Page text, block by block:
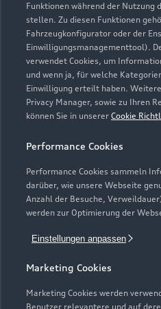
Funktionen während der Nutzung
stellen. Zu diesen Funktionen
Fahrzeugkonfigurator oder der
Einwilligungsmanagementtool).
verwendet Cookies, um
und wenn ja, für welche
Einwilligung erteilt haben.
Privacy Manager, sowie zu Ihren
können Sie in unserer Cookie
Performance Cookies
Performance Cookies sammeln
darüber, wie unsere Webseite
Anzahl der Besuche,
werden zur Optimierung der
Einstellungen anpassen
Marketing Cookies
Marketing Cookies werden
Benutzer relevantere und auf
Modelle vergleichen
Elektromodelle
Plug-in-Hybride
Neuwagensuche
Gebrauchtwagensuche
Gebrauchtwagen
Finanzierung
Service & Zubehör
Saisonale Angebote
Audi Services
Garantie
Audi digital services
myAudi
Support
Kundenservice
Häufige Fragen (FAQ)
Audi Online Beratung
Online-Terminvereinbarung
Servicekontakt
Bordbuch &
Über Audi
Unternehmen
Karriere
Investor Relations
© 2026 AUDI AG. Alle
Impressum Rechtliches
Cookie-Richtlinie
Digital Services Act
EU